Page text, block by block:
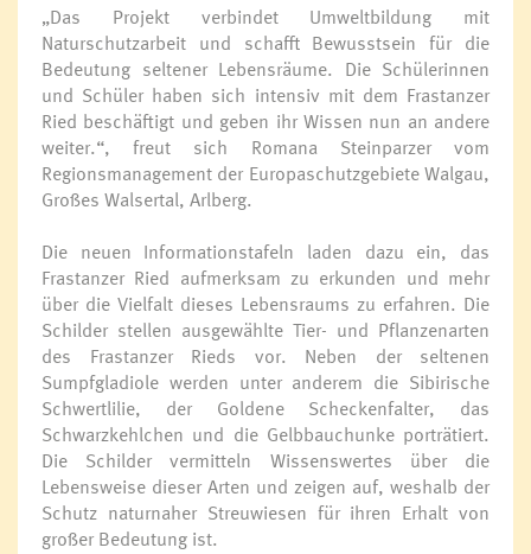
„Das Projekt verbindet Umweltbildung mit
Naturschutzarbeit und schafft Bewusstsein für die
Bedeutung seltener Lebensräume. Die Schülerinnen
und Schüler haben sich intensiv mit dem Frastanzer
Ried beschäftigt und geben ihr Wissen nun an andere
weiter.“, freut sich Romana Steinparzer vom
Regionsmanagement der Europaschutzgebiete Walgau,
Großes Walsertal, Arlberg.
Die neuen Informationstafeln laden dazu ein, das
Frastanzer Ried aufmerksam zu erkunden und mehr
über die Vielfalt dieses Lebensraums zu erfahren. Die
Schilder stellen ausgewählte Tier- und Pflanzenarten
des Frastanzer Rieds vor. Neben der seltenen
Sumpfgladiole werden unter anderem die Sibirische
Schwertlilie, der Goldene Scheckenfalter, das
Schwarzkehlchen und die Gelbbauchunke porträtiert.
Die Schilder vermitteln Wissenswertes über die
Lebensweise dieser Arten und zeigen auf, weshalb der
Schutz naturnaher Streuwiesen für ihren Erhalt von
großer Bedeutung ist.